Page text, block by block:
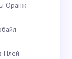
Оранж
Плей